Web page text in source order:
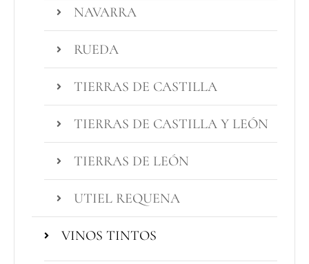
NAVARRA
RUEDA
TIERRAS DE CASTILLA
TIERRAS DE CASTILLA Y LEÓN
TIERRAS DE LEÓN
UTIEL REQUENA
VINOS TINTOS